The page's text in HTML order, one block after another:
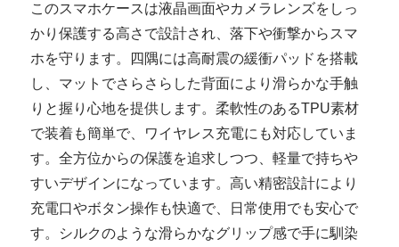
このスマホケースは液晶画面やカメラレンズをしっ
かり保護する高さで設計され、落下や衝撃からスマ
ホを守ります。四隅には高耐震の緩衝パッドを搭載
し、マットでさらさらした背面により滑らかな手触
りと握り心地を提供します。柔軟性のあるTPU素材
で装着も簡単で、ワイヤレス充電にも対応していま
す。全方位からの保護を追求しつつ、軽量で持ちや
すいデザインになっています。高い精密設計により
充電口やボタン操作も快適で、日常使用でも安心で
す。シルクのような滑らかなグリップ感で手に馴染